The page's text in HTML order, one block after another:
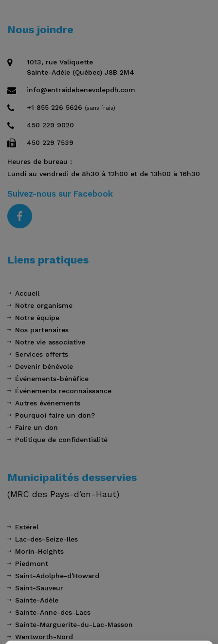
Nous joindre
1013, rue Valiquette
Sainte-Adèle (Québec) J8B 2M4
info@entraidebenevolepdh.com
+1 855 226 5626 (sans frais)
450 229 9020
450 229 7539
Heures de bureau :
Lundi au vendredi de 8h30 à 12h00 et de 13h00 à 16h30
Suivez-nous sur Facebook
Liens pratiques
Accueil
Notre organisme
Notre équipe
Nos partenaires
Notre vie associative
Services offerts
Devenir bénévole
Événements-bénéfice
Événements reconnaissance
Autres événements
Pourquoi faire un don?
Faire un don
Politique de confidentialité
Municipalités desservies
(MRC des Pays-d’en-Haut)
Estérel
Lac-des-Seize-Iles
Morin-Heights
Piedmont
Saint-Adolphe-d'Howard
Saint-Sauveur
Sainte-Adèle
Sainte-Anne-des-Lacs
Sainte-Marguerite-du-Lac-Masson
Wentworth-Nord